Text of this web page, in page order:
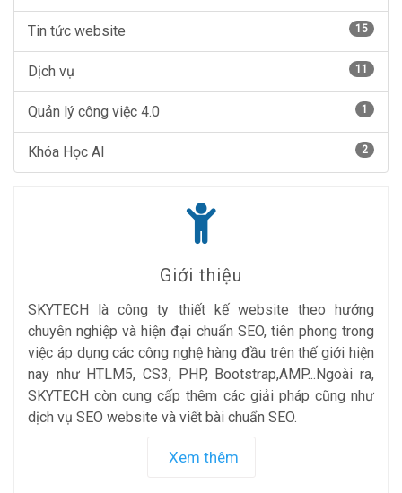
Tin tức website 15
Dịch vụ 11
Quản lý công việc 4.0 1
Khóa Học AI 2
Giới thiệu
SKYTECH là công ty thiết kế website theo hướng
chuyên nghiệp và hiện đại chuẩn SEO, tiên phong trong
việc áp dụng các công nghệ hàng đầu trên thế giới hiện
nay như HTLM5, CS3, PHP, Bootstrap,AMP...Ngoài ra,
SKYTECH còn cung cấp thêm các giải pháp cũng như
dịch vụ SEO website và viết bài chuẩn SEO.
Xem thêm